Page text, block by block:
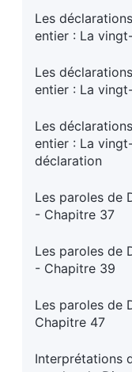
Les
entier : La
Les
entier : La
Les
entier : La
déclaration
Les paroles de
- Chapitre 37
Les paroles de
- Chapitre 39
Les paroles de
Chapitre 47
Interprétations